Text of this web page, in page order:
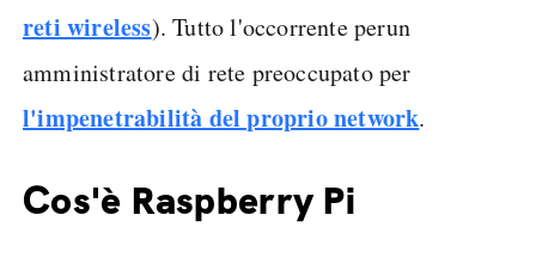
reti wireless). Tutto l'occorrente perun
amministratore di rete preoccupato per
l'impenetrabilità del proprio network.
Cos'è Raspberry Pi